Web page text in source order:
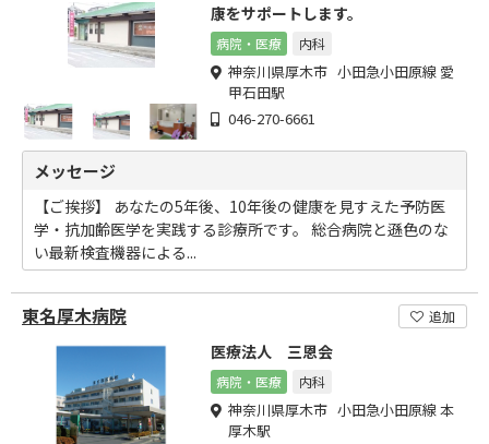
康をサポートします。
病院・医療 内科
神奈川県厚木市 小田急小田原線 愛
甲石田駅
046-270-6661
メッセージ
【ご挨拶】 あなたの5年後、10年後の健康を見すえた予防医
学・抗加齢医学を実践する診療所です。 総合病院と遜色のな
い最新検査機器による...
東名厚木病院 追加
医療法人 三恩会
病院・医療 内科
神奈川県厚木市 小田急小田原線 本
厚木駅